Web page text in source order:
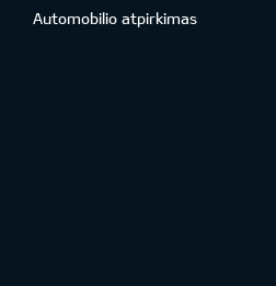
Automobilio atpirkimas